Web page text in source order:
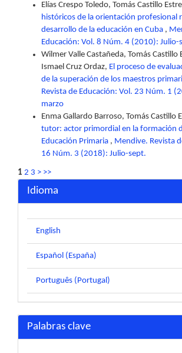
Elías Crespo Toledo, Tomás Castillo
históricos de la orientación profesional
desarrollo de la educación en Cuba ,
Educación: Vol. 8 Núm. 4 (2010): Julio-
Wilmer Valle Castañeda, Tomás Castillo
Ismael Cruz Ordaz, El proceso de
de la superación de los maestros
Revista de Educación: Vol. 23 Núm. 1
marzo
Enma Gallardo Barroso, Tomás Castillo
tutor: actor primordial en la formación
Educación Primaria , Mendive. Revista
16 Núm. 3 (2018): Julio-sept.
1 2 3 > >>
Idioma
English
Español (España)
Português (Portugal)
Palabras clave